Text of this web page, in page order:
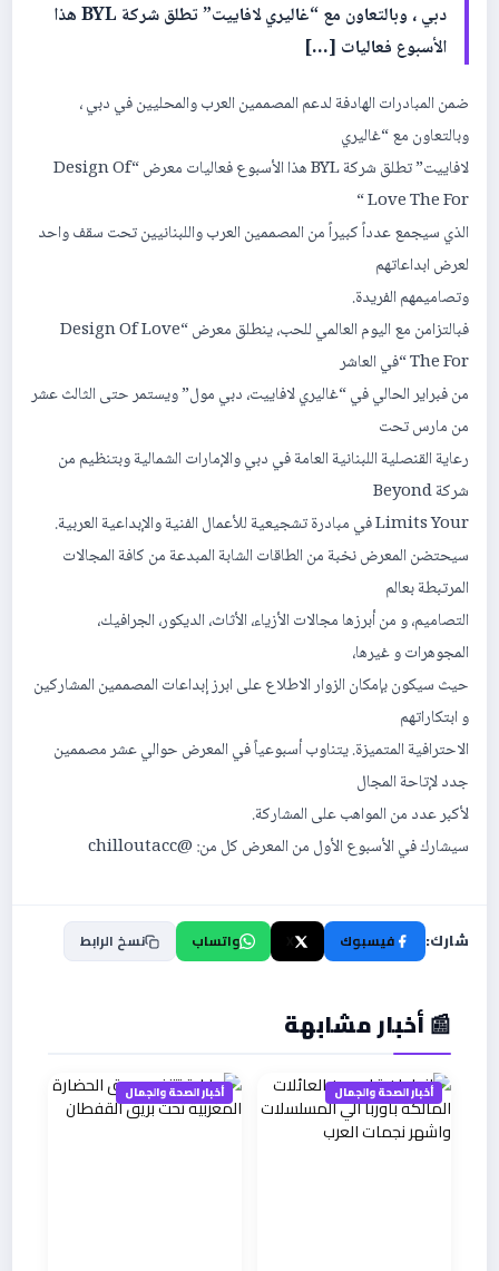
دبي ، وبالتعاون مع “غالیري لافاییت” تطلق شركة BYL ھذا
الأسبوع فعالیات […]
ضمن المبادرات الھادفة لدعم المصممین العرب والمحلیین في دبي ،
وبالتعاون مع “غالیري
لافاییت” تطلق شركة BYL ھذا الأسبوع فعالیات معرض “Design Of
Love The For “
الذي سیجمع عدداً كبیراً من المصممین العرب واللبنانیین تحت سقف واحد
لعرض ابداعاتھم
وتصامیمھم الفریدة.
فبالتزامن مع الیوم العالمي للحب، ینطلق معرض “Design Of Love
The For “في العاشر
من فبرایر الحالي في “غالیري لافاییت، دبي مول” ویستمر حتى الثالث عشر
من مارس تحت
رعایة القنصلیة اللبنانیة العامة في دبي والإمارات الشمالیة وبتنظیم من
شركة Beyond
Limits Your في مبادرة تشجیعیة للأعمال الفنیة والإبداعیة العربیة.
سیحتضن المعرض نخبة من الطاقات الشابة المبدعة من كافة المجالات
المرتبطة بعالم
التصامیم، و من أبرزھا مجالات الأزیاء، الأثاث، الدیكور، الجرافیك،
المجوھرات و غیرھا،
حیث سیكون بإمكان الزوار الاطلاع على ابرز إبداعات المصممین المشاركین
و ابتكاراتھم
الاحترافیة المتمیزة. یتناوب أسبوعیاً في المعرض حوالي عشر مصممین
جدد لإتاحة المجال
لأكبر عدد من المواھب على المشاركة.
سیشارك في الأسبوع الأول من المعرض كل من: @chilloutacc
شارك: فيسبوك واتساب نسخ الرابط
📰 أخبار مشابهة
أخبار الصحة والجمال أخبار الصحة والجمال